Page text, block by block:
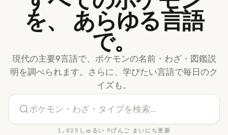
を、 あらゆる言語
で。
現代の主要9言語で、ポケモンの名前・わざ・図鑑説
明を調べられます。さらに、学びたい言語で毎日のク
イズも。
1,025しゅるい ·9げんご· まいにち更新